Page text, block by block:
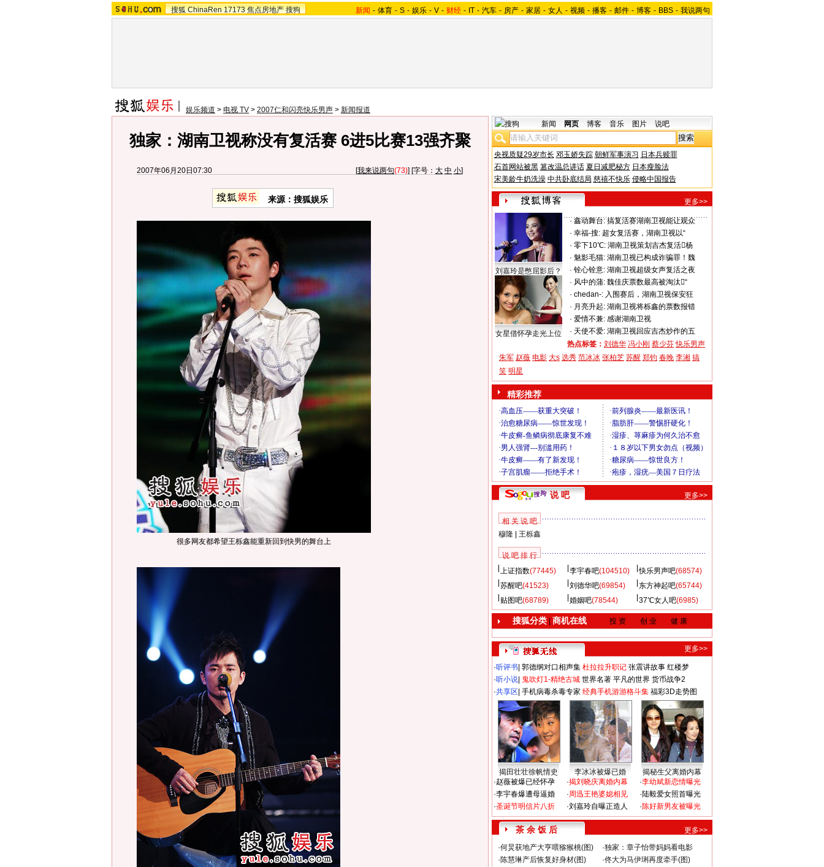
搜狐 ChinaRen 17173 焦点房地产 搜狗 新闻 - 体育 - S - 娱乐 - V - 财经 - IT - 汽车 - 房产 - 家居 - 女人 - 视频 - 播客 - 邮件 - 博客 - BBS - 我说两句
娱乐频道 > 电视 TV > 2007仁和闪亮快乐男声 > 新闻报道
独家：湖南卫视称没有复活赛 6进5比赛13强齐聚
2007年06月20日07:30 [我来说两句(73)] [字号： 大 中 小]
来源：搜狐娱乐
很多网友都希望王栎鑫能重新回到快男的舞台上
新闻 网页 博客 音乐 图片 说吧
央视质疑29岁市长 邓玉娇失踪 朝鲜军事演习 日本兵赎罪
石首网站被黑 篡改温总讲话 夏日减肥秘方 日本瘦脸法
宋美龄牛奶洗澡 中共卧底结局 慈禧不快乐 侵略中国报告
更多>>
刘嘉玲是憋屈影后？
女星借怀孕走光上位
· 鑫动舞台: 搞复活赛湖南卫视能让观众
· 幸福-搜: 超女复活赛，湖南卫视以“
· 零下10℃: 湖南卫视策划吉杰复活杨
· 魅影毛猫: 湖南卫视已构成诈骗罪！魏
· 铨心铨意: 湖南卫视超级女声复活之夜
· 风中的蒲: 魏佳庆票数最高被淘汰“
· chedan-: 入围赛后，湖南卫视保安狂
· 月亮升起: 湖南卫视将栎鑫的票数报错
· 爱情不兼: 感谢湖南卫视
· 天使不爱: 湖南卫视回应吉杰炒作的五
热点标签： 刘德华 冯小刚 蔡少芬 快乐男声
朱军 赵薇 电影 大s 选秀 范冰冰 张柏芝 苏醒 郑钧 春晚 李湘 搞
笑 明星
精彩推荐
说 吧 更多>>
相 关 说 吧
穆隆| 王栎鑫
说 吧 排 行
上证指数(77445) 李宇春吧(104510) 快乐男声吧(68574)
苏醒吧(41523) 刘德华吧(69854) 东方神起吧(65744)
贴图吧(68789) 婚姻吧(78544) 37℃女人吧(6985)
搜狐分类| 商机在线 投 资 创 业 健 康
更多>>
·听评书 郭德纲对口相声集 杜拉拉升职记 张震讲故事 红楼梦
·听小说 鬼吹灯1-精绝古城 世界名著 平凡的世界 货币战争2
·共享区 手机病毒杀毒专家 经典手机游游格斗集 福彩3D走势图
揭田壮壮徐帆情史 李冰冰被爆已婚
揭秘生父离婚内幕
·赵薇被爆已经怀孕
·李宇春爆遭母逼婚
·圣诞节明信片八折
·揭刘晓庆离婚内幕
·周迅王艳婆媳相见
·刘嘉玲自曝正造人
·李幼斌新恋情曝光
·陆毅爱女照首曝光
·陈好新男友被曝光
茶 余 饭 后
更多>>
·何炅获地产大亨喂猕猴桃(图) ·独家：章子怡带妈妈看电影
·陈慧琳产后恢复好身材(图) ·佟大为马伊琍再度牵手(图)